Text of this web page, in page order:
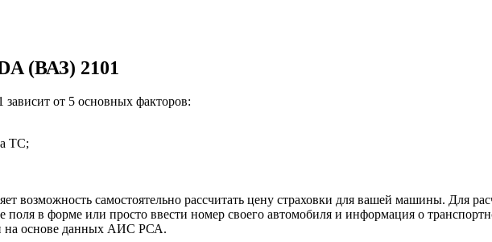
(ВАЗ) 2101
от 5 основных факторов:
ТС;
возможность самостоятельно рассчитать цену страховки для вашей машины. Для
поля в форме или просто ввести номер своего автомобиля и информация о
на основе данных АИС РСА.